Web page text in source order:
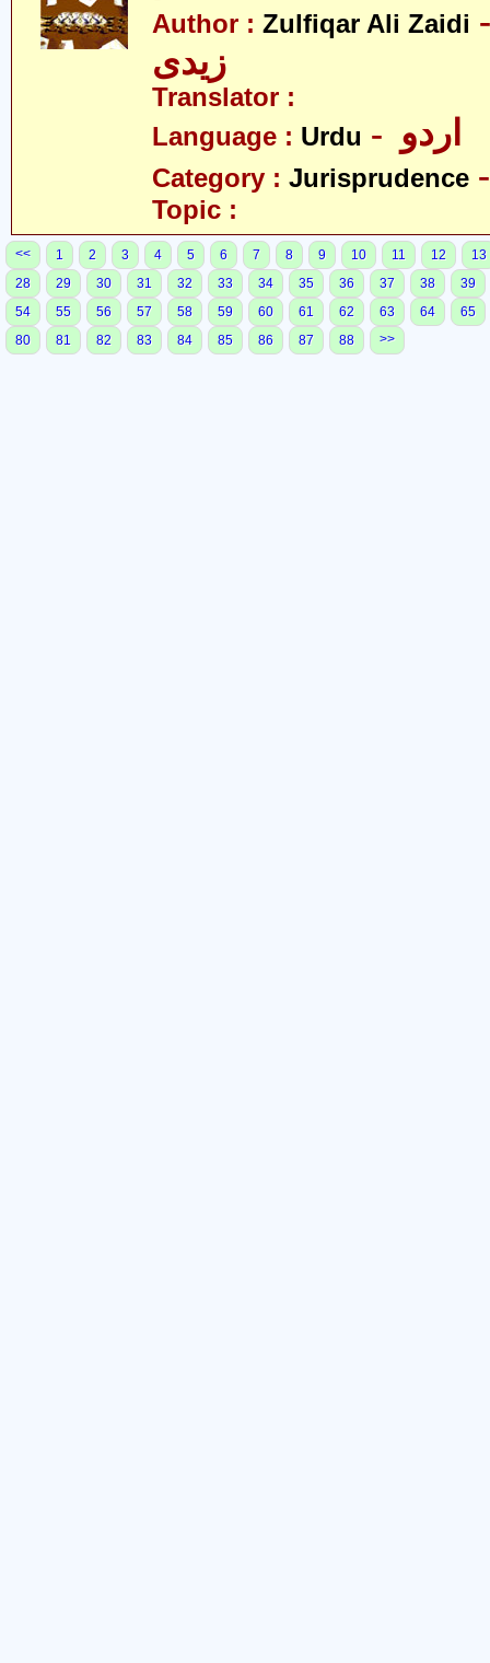
Author : Zulfiqar Ali Zaidi علی
زیدی
Translator :
Language : Urdu
Category : Jurisprudence
Topic :
<< 1 2 3 4 5 6 7 8 9 10 11 12
13
28
29 30 31 32 33 34 35 36 37 38
39
54
55 56 57 58 59 60 61 62 63 64
65
80
81 82 83 84 85 86 87 88 >>